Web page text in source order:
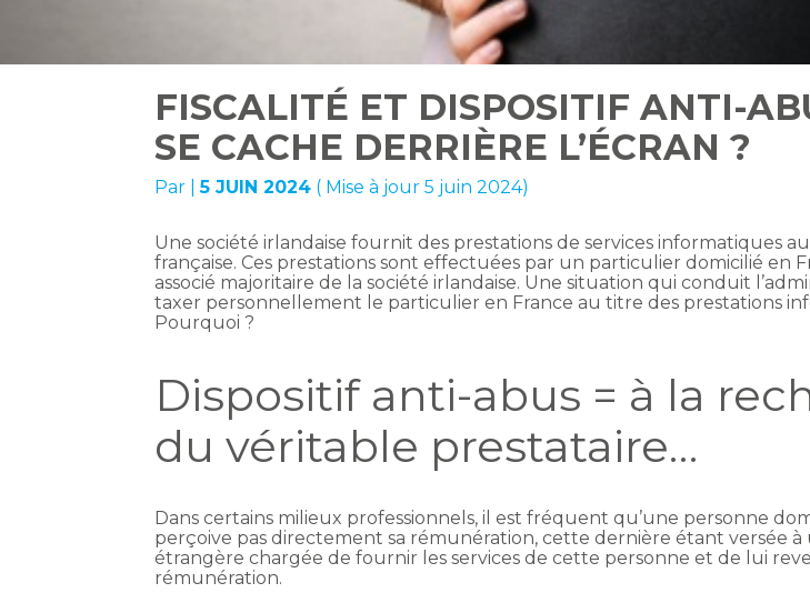
FISCALITÉ ET DISPOSITIF ANTI-
SE CACHE DERRIÈRE L’ÉCRAN ?
Par |5 JUIN 2024 ( Mise à jour 5 juin 2024)
Une société irlandaise fournit des prestations de services informatiques
française. Ces prestations sont effectuées par un particulier domicilié en
associé majoritaire de la société irlandaise. Une situation qui conduit
taxer personnellement le particulier en France au titre des prestations
Pourquoi ?
Dispositif anti-abus = à la
du véritable prestataire…
Dans certains milieux professionnels, il est fréquent qu’une personne
perçoive pas directement sa rémunération, cette dernière étant versée
étrangère chargée de fournir les services de cette personne et de lui
rémunération.